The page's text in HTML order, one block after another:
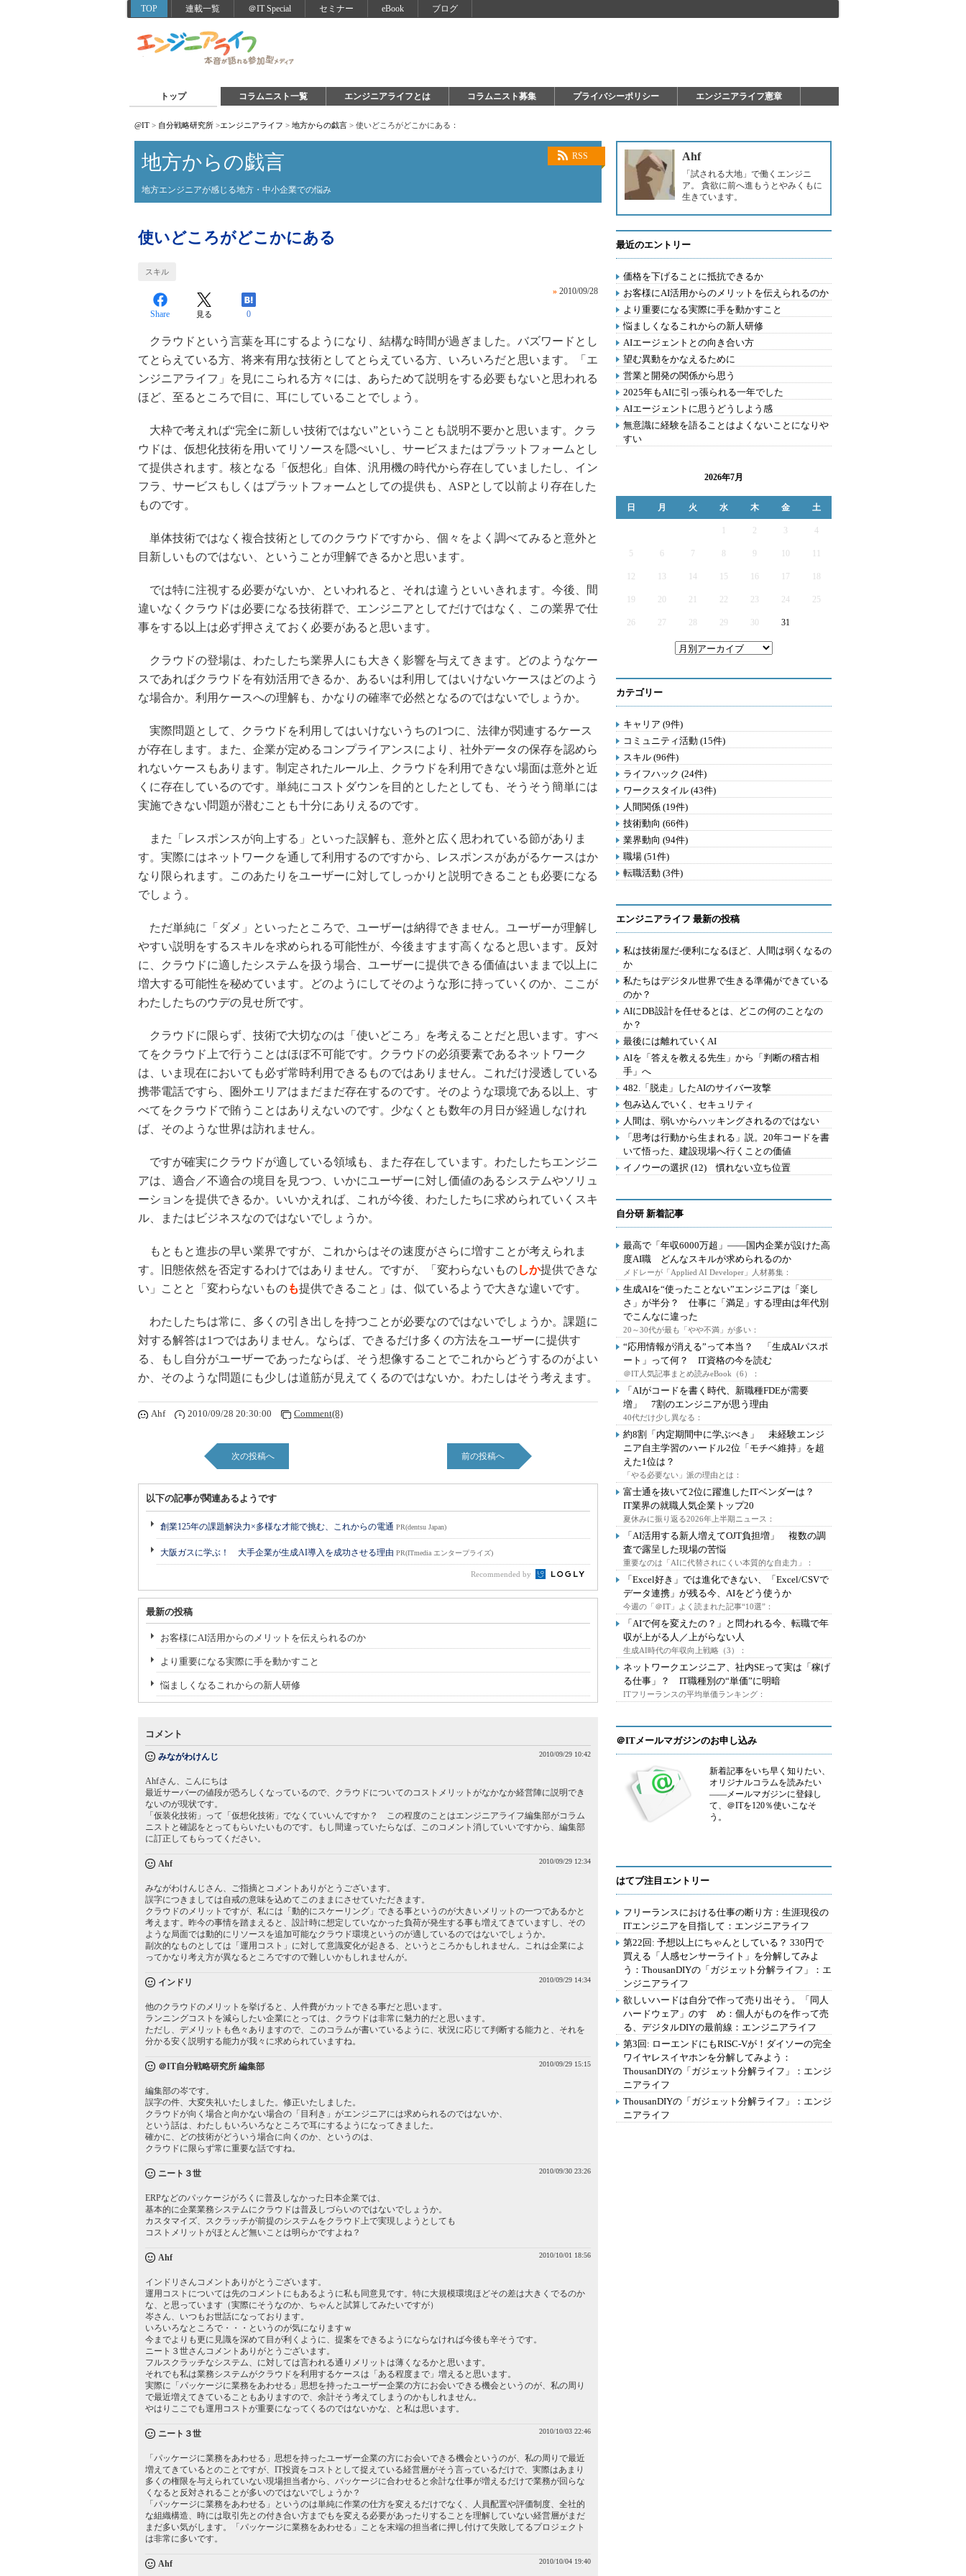
TOP 連載一覧 ＠IT Special セミナー eBook ブログ
トップ コラムニスト一覧 エンジニアライフとは コラムニスト募集 プライバシーポリシー エンジニアライフ憲章
@IT > 自分戦略研究所 >エンジニアライフ > 地方からの戯言 > 使いどころがどこかにある：
RSS
地方からの戯言
地方エンジニアが感じる地方・中小企業での悩み
使いどころがどこかにある
スキル
» 2010/09/28
Share 見る 0
クラウドという言葉を耳にするようになり、結構な時間が過ぎました。バズワードとし
てとらえている方、将来有用な技術としてとらえている方、いろいろだと思います。「エ
ンジニアライフ」を見にこられる方々には、あらためて説明をする必要もないと思われる
ほど、至るところで目に、耳にしていることでしょう。
大枠で考えれば“完全に新しい技術ではない”ということも説明不要かと思います。クラ
ウドは、仮想化技術を用いてリソースを隠ぺいし、サービスまたはプラットフォームとし
て提供されます。核となる「仮想化」自体、汎用機の時代から存在していましたし、イン
フラ、サービスもしくはプラットフォームとしての提供も、ASPとして以前より存在した
ものです。
単体技術ではなく複合技術としてのクラウドですから、個々をよく調べてみると意外と
目新しいものではない、ということが理解できるかと思います。
では特に注視する必要がないか、といわれると、それは違うといいきれます。今後、間
違いなくクラウドは必要になる技術群で、エンジニアとしてだけではなく、この業界で仕
事をする以上は必ず押さえておく必要があると思います。
クラウドの登場は、わたしたち業界人にも大きく影響を与えてきます。どのようなケー
スであればクラウドを有効活用できるか、あるいは利用してはいけないケースはどのよう
な場合か。利用ケースへの理解も、かなりの確率で必然となるのではないでしょうか。
実際問題として、クラウドを利用してはいけないうちの1つに、法律が関連するケース
が存在します。また、企業が定めるコンプライアンスにより、社外データの保存を認めら
れないケースもあります。制定されたルール上、クラウドを利用できない場面は意外と近
くに存在しているのです。単純にコストダウンを目的としたとしても、そうそう簡単には
実施できない問題が潜むことも十分にありえるのです。
また「レスポンスが向上する」といった誤解も、意外と広く思われている節がありま
す。実際にはネットワークを通して利用するのですから、レスポンスがあがるケースはか
なり限られます。このあたりをユーザーに対してしっかりと説明できることも必要になる
でしょう。
ただ単純に「ダメ」といったところで、ユーザーは納得できません。ユーザーが理解し
やすい説明をするスキルを求められる可能性が、今後ますます高くなると思います。反対
に、クラウドに適したシステムを扱う場合、ユーザーに提供できる価値はいままで以上に
増大する可能性を秘めています。どのようにしてそのような形に持っていくのか、ここが
わたしたちのウデの見せ所です。
クラウドに限らず、技術で大切なのは「使いどころ」を考えることだと思います。すべ
てをクラウド上で行うことはほぼ不可能です。クラウドの必須要素であるネットワーク
は、いま現在においても必ず常時利用できるものではありません。これだけ浸透している
携帯電話ですら、圏外エリアはまだまだ存在するのです。そのような環境である以上、す
べてをクラウドで賄うことはありえないのです。少なくとも数年の月日が経過しなけれ
ば、そのような世界は訪れません。
ですが確実にクラウドが適している領域も、また存在しています。わたしたちエンジニ
アは、適合／不適合の境目を見つつ、いかにユーザーに対し価値のあるシステムやソリュ
ーションを提供できるか。いいかえれば、これが今後、わたしたちに求められていくスキ
ル、またはビジネスなのではないでしょうか。
もともと進歩の早い業界ですが、これからはその速度がさらに増すことが考えられま
す。旧態依然を否定するわけではありません。ですが、「変わらないものしか提供できな
い」ことと「変わらないものも提供できること」は、似ているようで大きな違いです。
わたしたちは常に、多くの引き出しを持つことが必要なのではないでしょうか。課題に
対する解答は1つではありません。ならば、できるだけ多くの方法をユーザーに提供す
る、もし自分がユーザーであったならば、そう想像することでこれからどうするのがよい
か、そのような問題にも少しは道筋が見えてくるのではないか。わたしはそう考えます。
Ahf 2010/09/28 20:30:00 Comment(8)
次の投稿へ 前の投稿へ
以下の記事が関連あるようです
創業125年の課題解決力×多様な才能で挑む、これからの電通 PR(dentsu Japan)
大阪ガスに学ぶ！ 大手企業が生成AI導入を成功させる理由 PR(ITmedia エンタープライズ)
Recommended by
最新の投稿
お客様にAI活用からのメリットを伝えられるのか
より重要になる実際に手を動かすこと
悩ましくなるこれからの新人研修
コメント
みながわけんじ 2010/09/29 10:42
Ahfさん、こんにちは
最近サーバーの値段が恐ろしくなっているので、クラウドについてのコストメリットがなかなか経営陣に説明でき
ないのが現状です。
「仮装化技術」って「仮想化技術」でなくていいんですか？ この程度のことはエンジニアライフ編集部がコラム
ニストと確認をとってもらいたいものです。もし間違っていたらなば、このコメント消していいですから、編集部
に訂正してもらってください。
Ahf 2010/09/29 12:34
みながわけんじさん、ご指摘とコメントありがとうございます。
誤字につきましては自戒の意味を込めてこのままにさせていただきます。
クラウドのメリットですが、私には「動的にスケーリング」できる事というのが大きいメリットの一つであるかと
考えます。昨今の事情を踏まえると、設計時に想定していなかった負荷が発生する事も増えてきていますし、その
ような局面では動的にリソースを追加可能なクラウド環境というのが適しているのではないでしょうか。
副次的なものとしては「運用コスト」に対して意識変化が起きる、というところかもしれません。これは企業によ
ってかなり考え方が異なるところですので難しいかもしれませんが。
インドリ 2010/09/29 14:34
他のクラウドのメリットを挙げると、人件費がカットできる事だと思います。
ランニングコストを減らしたい企業にとっては、クラウドは非常に魅力的だと思います。
ただし、デメリットも色々ありますので、このコラムが書いているように、状況に応じて判断する能力と、それを
分かる安く説明する能力が我々に求められていますね。
＠IT自分戦略研究所 編集部 2010/09/29 15:15
編集部の岑です。
誤字の件、大変失礼いたしました。修正いたしました。
クラウドが向く場合と向かない場合の「目利き」がエンジニアには求められるのではないか、
という話は、わたしもいろいろなところで耳にするようになってきました。
確かに、どの技術がどういう場合に向くのか、というのは、
クラウドに限らず常に重要な話ですね。
ニート３世 2010/09/30 23:26
ERPなどのパッケージがろくに普及しなかった日本企業では、
基本的に企業業務システムにクラウドは普及しづらいのではないでしょうか。
カスタマイズ、スクラッチが前提のシステムをクラウド上で実現しようとしても
コストメリットがほとんど無いことは明らかですよね？
Ahf 2010/10/01 18:56
インドリさんコメントありがとうございます。
運用コストについては先のコメントにもあるように私も同意見です。特に大規模環境ほどその差は大きくでるのか
な、と思っています（実際にそうなのか、ちゃんと試算してみたいですが）
岑さん、いつもお世話になっております。
いろいろなところで・・・というのが気になりますｗ
今までよりも更に見識を深めて目が利くように、提案をできるようにならなければ今後も辛そうです。
ニート３世さんコメントありがとうございます。
フルスクラッチなシステム、に対しては言われる通りメリットは薄くなるかと思います。
それでも私は業務システムがクラウドを利用するケースは「ある程度まで」増えると思います。
実際に「パッケージに業務をあわせる」思想を持ったユーザー企業の方にお会いできる機会というのが、私の周り
で最近増えてきていることもありますので、余計そう考えてしまうのかもしれません。
やはりここでも運用コストが重要になってくるのではないかな、と私は思います。
ニート３世 2010/10/03 22:46
「パッケージに業務をあわせる」思想を持ったユーザー企業の方にお会いできる機会というのが、私の周りで最近
増えてきているとのことですが、IT投資をコストとして捉えている経営層がそう言っているだけで、実際はあまり
多くの権限を与えられていない現場担当者から、パッケージに合わせると余計な仕事が増えるだけで業務が回らな
くなると反対されることが多いのではないでしょうか？
「パッケージに業務をあわせる」というのは単純に作業の仕方を変えるだけでなく、人員配置や評価制度、全社的
な組織構造、時には取引先との付き合い方までもを変える必要があったりすることを理解していない経営層がまだ
まだ多い気がします。「パッケージに業務をあわせる」ことを末端の担当者に押し付けて失敗してるプロジェクト
は非常に多いです。
Ahf 2010/10/04 19:40
Ahf
「試される大地」で働くエンジニ
ア。 貪欲に前へ進もうとやみくもに
生きています。
最近のエントリー
価格を下げることに抵抗できるか
お客様にAI活用からのメリットを伝えられるのか
より重要になる実際に手を動かすこと
悩ましくなるこれからの新人研修
AIエージェントとの向き合い方
望む異動をかなえるために
営業と開発の関係から思う
2025年もAIに引っ張られる一年でした
AIエージェントに思うどうしよう感
無意識に経験を語ることはよくないことになりや
すい
2026年7月
日 月 火 水 木 金 土
2 3 4
5 6 7 9
12 13 14 15 16 17
19 20 21 22 23 24 25
26 27 28 29 30 31
カテゴリー
キャリア (9件)
コミュニティ活動 (15件)
スキル (96件)
ライフハック (24件)
ワークスタイル (43件)
人間関係 (19件)
技術動向 (66件)
業界動向 (94件)
職場 (51件)
転職活動 (3件)
エンジニアライフ 最新の投稿
私は技術屋だ-便利になるほど、人間は弱くなるの
か
私たちはデジタル世界で生きる準備ができている
のか？
AIにDB設計を任せるとは、どこの何のことなの
か？
最後には離れていくAI
AIを「答えを教える先生」から「判断の稽古相
手」へ
482.「脱走」したAIのサイバー攻撃
包み込んでいく、セキュリティ
人間は、弱いからハッキングされるのではない
「思考は行動から生まれる」説。20年コードを書
いて悟った、建設現場へ行くことの価値
イノウーの選択 (12) 慣れない立ち位置
自分研 新着記事
最高で「年収6000万超」――国内企業が設けた高
度AI職 どんなスキルが求められるのか
メドレーが「Applied AI Developer」人材募集：
生成AIを“使ったことない”エンジニアは「楽し
さ」が半分？ 仕事に「満足」する理由は年代別
でこんなに違った
20～30代が最も「やや不満」が多い：
“応用情報が消える”って本当？ 「生成AIパスポ
ート」って何？ IT資格の今を読む
＠IT人気記事まとめ読みeBook（6）：
「AIがコードを書く時代、新職種FDEが需要
増」 7割のエンジニアが思う理由
40代だけ少し異なる：
約8割「内定期間中に学ぶべき」 未経験エンジ
ニア自主学習のハードル2位「モチベ維持」を超
えた1位は？
「やる必要ない」派の理由とは：
富士通を抜いて2位に躍進したITベンダーは？
IT業界の就職人気企業トップ20
夏休みに振り返る2026年上半期ニュース：
「AI活用する新人増えてOJT負担増」 複数の調
査で露呈した現場の苦悩
重要なのは「AIに代替されにくい本質的な自走力」：
「Excel好き」では進化できない、「Excel/CSVで
データ連携」が残る今、AIをどう使うか
今週の「＠IT」よく読まれた記事“10選”：
「AIで何を変えたの？」と問われる今、転職で年
収が上がる人／上がらない人
生成AI時代の年収向上戦略（3）：
ネットワークエンジニア、社内SEって実は「稼げ
る仕事」？ IT職種別の“単価”に明暗
ITフリーランスの平均単価ランキング：
＠ITメールマガジンのお申し込み
新着記事をいち早く知りたい、
オリジナルコラムを読みたい
――メールマガジンに登録し
て、＠ITを120％使いこなそ
う。
はてブ注目エントリー
フリーランスにおける仕事の断り方：生涯現役の
ITエンジニアを目指して：エンジニアライフ
第22回: 予想以上にちゃんとしている？ 330円で
買える「人感センサーライト」を分解してみよ
う：ThousanDIYの「ガジェット分解ライフ」：エ
ンジニアライフ
欲しいハードは自分で作って売り出そう。「同人
ハードウェア」のすゝめ：個人がものを作って売
る、デジタルDIYの最前線：エンジニアライフ
第3回: ローエンドにもRISC-Vが！ダイソーの完全
ワイヤレスイヤホンを分解してみよう：
ThousanDIYの「ガジェット分解ライフ」：エンジ
ニアライフ
ThousanDIYの「ガジェット分解ライフ」：エンジ
ニアライフ